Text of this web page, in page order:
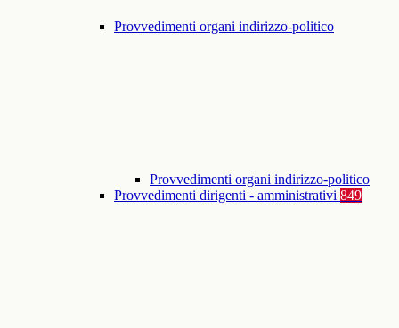
Provvedimenti organi indirizzo-politico
Provvedimenti organi indirizzo-politico
Provvedimenti dirigenti - amministrativi 849